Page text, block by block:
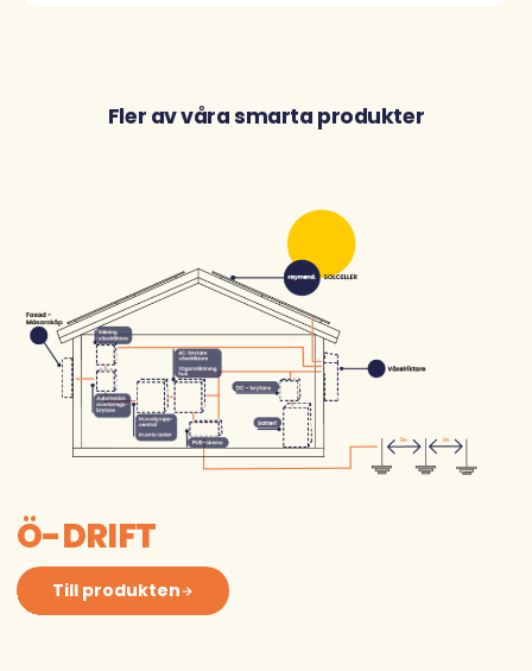
Fler av våra smarta produkter
Ö-DRIFT
Till produkten